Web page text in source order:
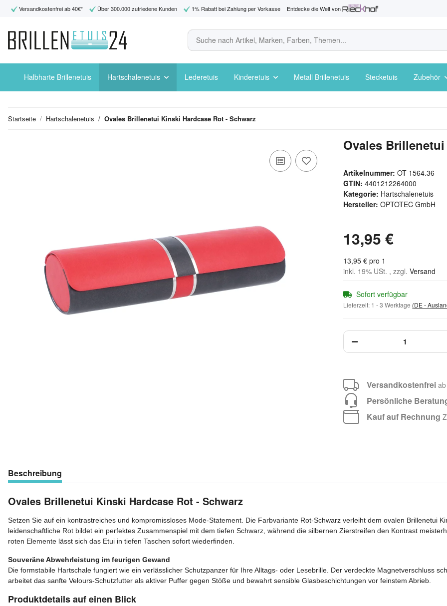
Versandkostenfrei ab 40€* Über 300.000 zufriedene Kunden 1% Rabatt bei Zahlung per Vorkasse Entdecke die Welt von
Halbharte Brillenetuis Hartschalenetuis Lederetuis Kinderetuis Metall Brillenetuis Stecketuis Zubehör
Startseite Hartschalenetuis Ovales Brillenetui Kinski Hardcase Rot - Schwarz
Ovales
Artikelnummer: OT 1564.36
GTIN: 4401212264000
Kategorie: Hartschalenetuis
Hersteller: OPTOTEC GmbH
13,95 €
13,95 € pro 1
inkl. 19% USt. , zzgl. Versand
Sofort verfügbar
Lieferzeit: 1 - 3 Werktage (DE -
Versandkostenfrei
Persönliche
Kauf auf Rechnung
Beschreibung
Ovales Brillenetui Kinski Hardcase Rot - Schwarz
Setzen Sie auf ein kontrastreiches und kompromissloses Mode-Statement. Die Farbvariante Rot-Schwarz verleiht dem ovalen Brillenetui
leidenschaftliche Rot bildet ein perfektes Zusammenspiel mit dem tiefen Schwarz, während die silbernen Zierstreifen den Kontrast
roten Elemente lässt sich das Etui in tiefen Taschen sofort wiederfinden.
Souveräne Abwehrleistung im feurigen Gewand
Die formstabile Hartschale fungiert wie ein verlässlicher Schutzpanzer für Ihre Alltags- oder Lesebrille. Der verdeckte Magnetverschluss
arbeitet das sanfte Velours-Schutzfutter als aktiver Puffer gegen Stöße und bewahrt sensible Glasbeschichtungen vor feinstem Abrieb.
Produktdetails auf einen Blick